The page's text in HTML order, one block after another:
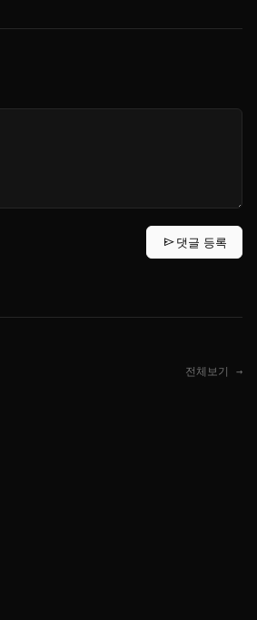
send댓글 등록
전체보기 →